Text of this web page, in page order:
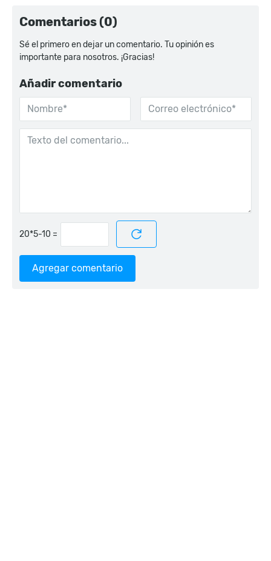
Comentarios (0)
Sé el primero en dejar un comentario. Tu opinión es
importante para nosotros. ¡Gracias!
Añadir comentario
=
Agregar comentario